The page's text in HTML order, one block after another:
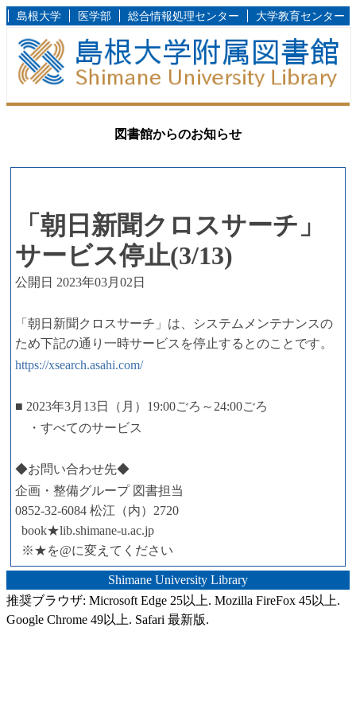
島根大学 医学部 総合情報処理センター 大学教育センター
図書館からのお知らせ
「朝日新聞クロスサーチ」
サービス停止(3/13)
公開日 2023年03月02日
「朝日新聞クロスサーチ」は、システムメンテナンスの
ため下記の通り一時サービスを停止するとのことです。
https://xsearch.asahi.com/
■ 2023年3月13日（月）19:00ごろ～24:00ごろ
・すべてのサービス
◆お問い合わせ先◆
企画・整備グループ 図書担当
0852-32-6084 松江（内）2720
book★lib.shimane-u.ac.jp
※★を@に変えてください
Shimane University Library
推奨ブラウザ: Microsoft Edge 25以上. Mozilla FireFox 45以上.
Google Chrome 49以上. Safari 最新版.